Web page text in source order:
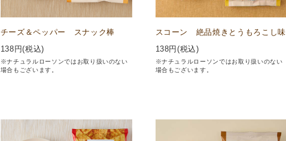
チーズ＆ペッパー スナック棒
138 円(税込)
※ナチュラルローソンではお取り扱いのない
場合もございます。
スコーン 絶品焼きとうもろこし味
138円(税込)
※ナチュラルローソンではお取り扱いのない
場合もございます。